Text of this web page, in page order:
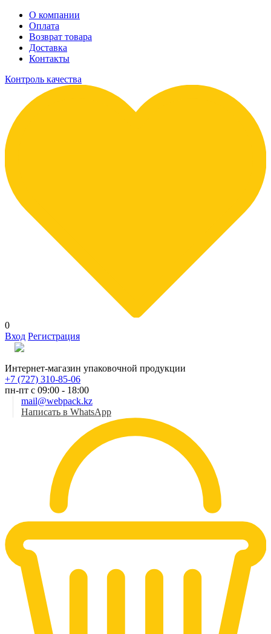
О компании
Оплата
Возврат товара
Доставка
Контакты
Контроль качества
0
Вход Регистрация
Интернет-магазин упаковочной продукции
+7 (727) 310-85-06
пн-пт с 09:00 - 18:00
mail@webpack.kz
Написать в WhatsApp